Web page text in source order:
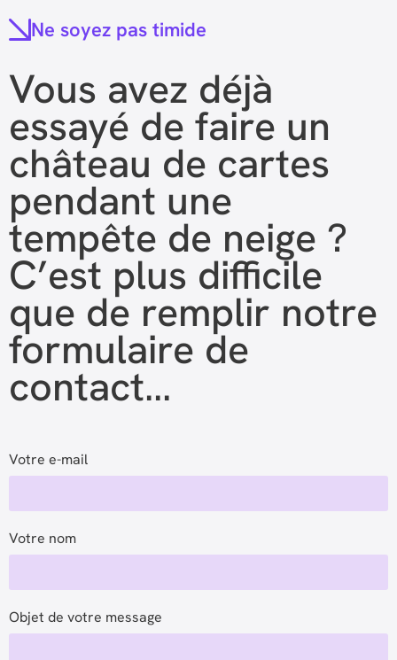
Ne soyez pas timide
Vous avez déjà
essayé de faire un
château de cartes
pendant une
tempête de neige ?
C’est plus difficile
que de remplir notre
formulaire de
contact…
Votre e-mail
Votre nom
Objet de votre message